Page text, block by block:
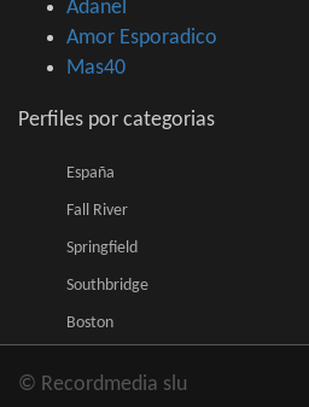
Adanel
Amor Esporadico
Mas40
Perfiles por categorias
España
Fall River
Springfield
Southbridge
Boston
© Recordmedia slu